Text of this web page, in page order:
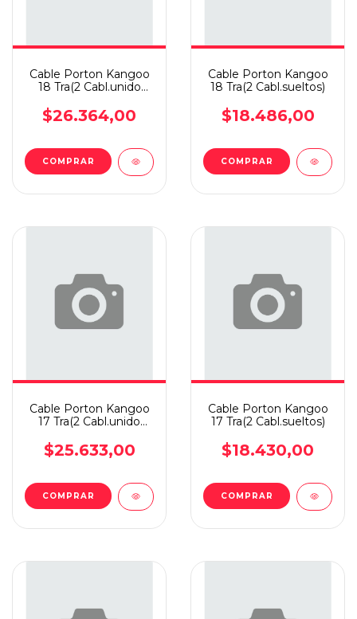
Cable Porton Kangoo
18 Tra(2 Cabl.unido
$26.364,00
Cable Porton Kangoo
18 Tra(2 Cabl.sueltos)
$18.486,00
Cable Porton Kangoo
17 Tra(2 Cabl.unido
$25.633,00
Cable Porton Kangoo
17 Tra(2 Cabl.sueltos)
$18.430,00